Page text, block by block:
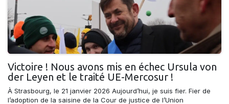
Victoire ! Nous avons mis en échec Ursula von
der Leyen et le traité UE-Mercosur !
À Strasbourg, le 21 janvier 2026 Aujourd’hui, je suis fier. Fier de
l’adoption de la saisine de la Cour de justice de l’Union